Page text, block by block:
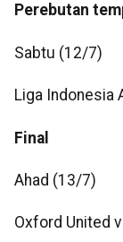
Perebutan
Sabtu (12/7)
Liga Indonesia
Final
Ahad (13/7)
Oxford United